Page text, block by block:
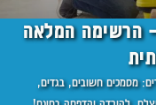
הרשימה המלאה
מסמכים חשובים, בגדים,